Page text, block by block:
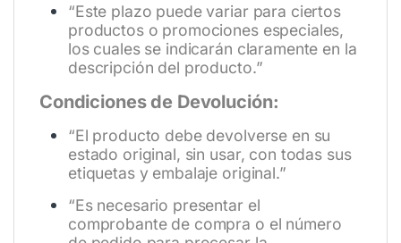
“Este plazo puede variar para ciertos
productos o promociones especiales,
los cuales se indicarán claramente en la
descripción del producto.”
Condiciones de Devolución:
“El producto debe devolverse en su
estado original, sin usar, con todas sus
etiquetas y embalaje original.”
“Es necesario presentar el
comprobante de compra o el número